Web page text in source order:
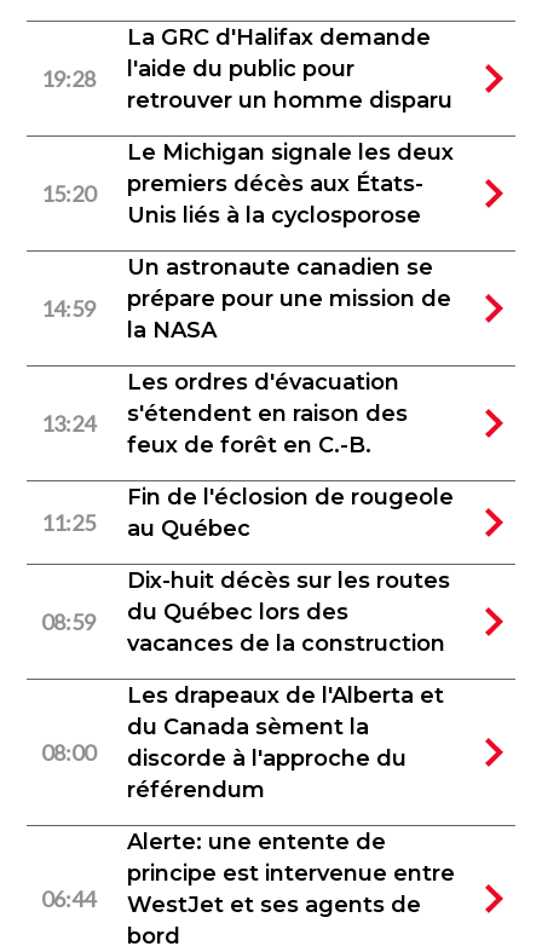
19:28
La GRC d'Halifax demande
l'aide du public pour
retrouver un homme disparu
15:20
Le Michigan signale les deux
premiers décès aux États-
Unis liés à la cyclosporose
14:59
Un astronaute canadien se
prépare pour une mission de
la NASA
13:24
Les ordres d'évacuation
s'étendent en raison des
feux de forêt en C.-B.
11:25
Fin de l'éclosion de rougeole
au Québec
08:59
Dix-huit décès sur les routes
du Québec lors des
vacances de la construction
08:00
Les drapeaux de l'Alberta et
du Canada sèment la
discorde à l'approche du
référendum
06:44
Alerte: une entente de
principe est intervenue entre
WestJet et ses agents de
bord